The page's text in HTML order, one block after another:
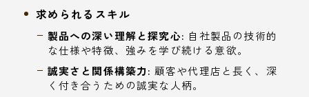
求められるスキル
製品への深い理解と探究心: 自社製品の技術的
な仕様や特徴、強みを学び続ける意欲。
誠実さと関係構築力: 顧客や代理店と長く、深
く付き合うための誠実な人柄。